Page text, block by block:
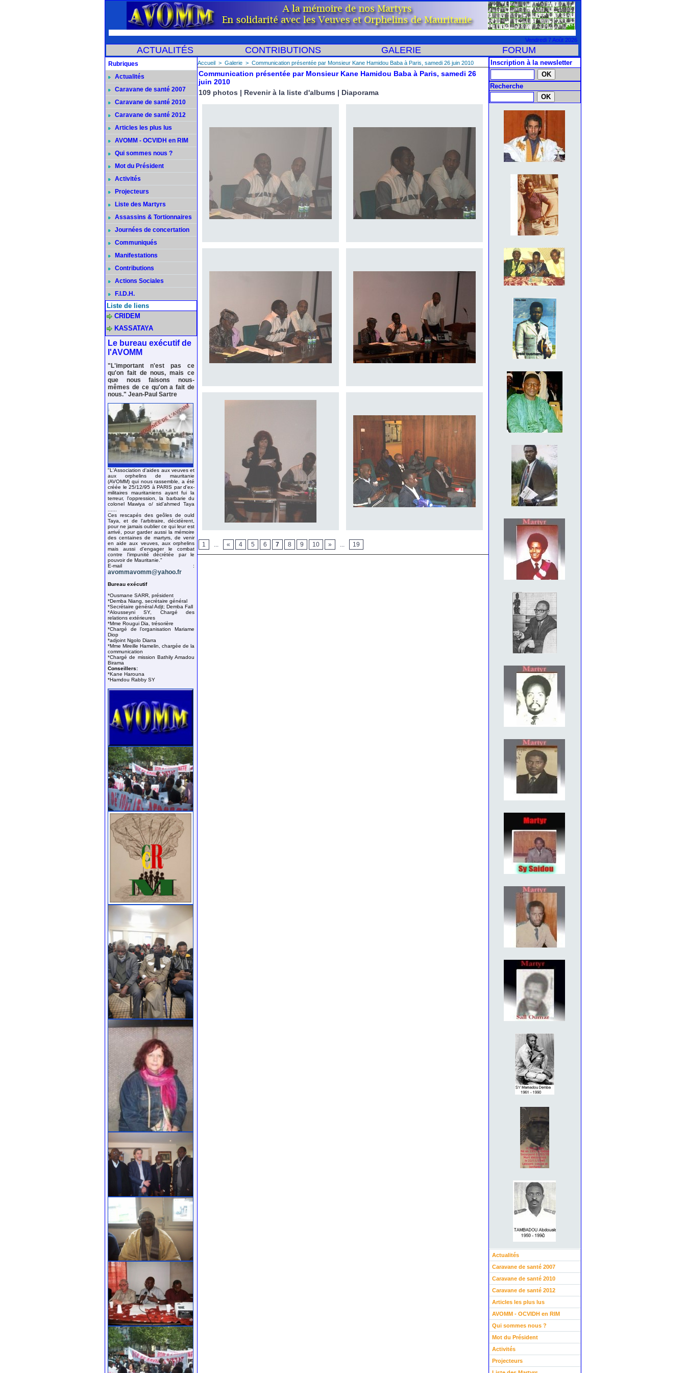
Vendredi 7 Août 2026
ACTUALITÉS CONTRIBUTIONS GALERIE FORUM
Rubriques
Actualités
Caravane de santé 2007
Caravane de santé 2010
Caravane de santé 2012
Articles les plus lus
AVOMM - OCVIDH en RIM
Qui sommes nous ?
Mot du Président
Activités
Projecteurs
Liste des Martyrs
Assassins & Tortionnaires
Journées de concertation
Communiqués
Manifestations
Contributions
Actions Sociales
F.I.D.H.
Liste de liens
CRIDEM
KASSATAYA
Le bureau exécutif de
l'AVOMM
"L'important n'est pas ce
qu'on fait de nous, mais ce
que nous faisons nous-
mêmes de ce qu'on a fait de
nous." Jean-Paul Sartre
"L'Association d'aides aux veuves et
aux orphelins de mauritanie
(AVOMM) qui nous rassemble, a été
créée le 25/12/95 à PARIS par d'ex-
militaires mauritaniens ayant fui la
terreur, l'oppression, la barbarie du
colonel Mawiya o/ sid'ahmed Taya
Ces rescapés des geôles de ould
Taya, et de l'arbitraire, décidèrent,
pour ne jamais oublier ce qui leur est
arrivé, pour garder aussi la mémoire
des centaines de martyrs, de venir
en aide aux veuves, aux orphelins
mais aussi d'engager le combat
contre l'impunité décrétée par le
pouvoir de Mauritanie."
E-mail :
avommavomm@yahoo.fr
Bureau exécutif
*Ousmane SARR, président
*Demba Niang, secrétaire général
*Secrétaire général Adjt; Demba Fall
*Alousseyni SY, Chargé des
relations extérieures
*Mme Rougui Dia, trésorière
*Chargé de l’organisation Mariame
Diop
*adjoint Ngolo Diarra
*Mme Mireille Hamelin, chargée de la
communication
*Chargé de mission Bathily Amadou
Birama
Conseillers:
*Kane Harouna
*Hamdou Rabby SY
Accueil > Galerie > Communication présentée par Monsieur Kane Hamidou Baba à Paris, samedi 26 juin 2010
Communication présentée par Monsieur Kane Hamidou Baba à Paris, samedi 26
juin 2010
109 photos | Revenir à la liste d'albums | Diaporama
1 ... « 4 5 6 7 8 9 10 » ... 19
Inscription à la newsletter
Recherche
Actualités
Caravane de santé 2007
Caravane de santé 2010
Caravane de santé 2012
Articles les plus lus
AVOMM - OCVIDH en RIM
Qui sommes nous ?
Mot du Président
Activités
Projecteurs